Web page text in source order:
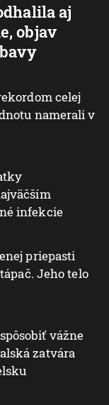
aj
objav
celej
namerali v
infekcie
priepasti
Jeho telo
vážne
zatvára